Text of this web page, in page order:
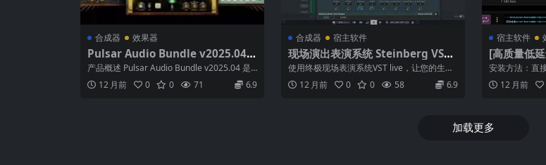
合成器 效果器
Pulsar Audio Bundle v2025.04
macOS 专业音频插件套装深度解析
产品概述 Pulsar Audio Bundle v2025.04 是
一款专为m...
12 月前 0 0 71 6.9
合成器 宿主软件
现场演出表演系统 Steinberg VST
Live Pro v2.2.52 WiN MAC
使用终极现场表演系统VST live，让您的生活
更轻松。这是一个独特、稳定的软件...
12 月前 0 0 58 6.9
宿主软件
[高质量低
x86 VST
NE [WiN,
安装方法：直
网络音频流
12 月前
加载更多